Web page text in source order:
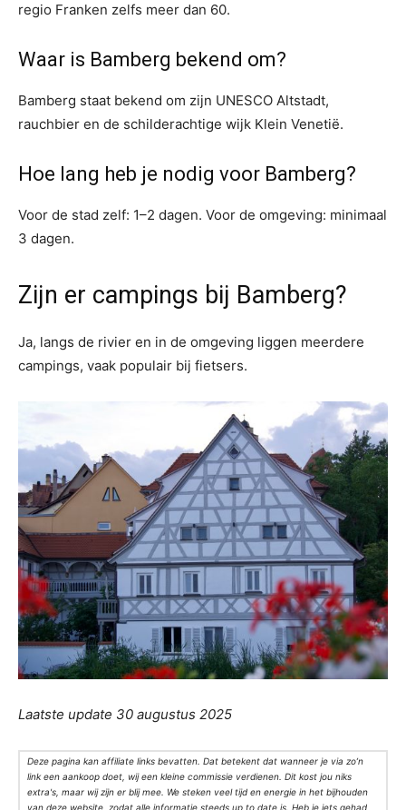
regio Franken zelfs meer dan 60.
Waar is Bamberg bekend om?
Bamberg staat bekend om zijn UNESCO Altstadt,
rauchbier en de schilderachtige wijk Klein Venetië.
Hoe lang heb je nodig voor Bamberg?
Voor de stad zelf: 1–2 dagen. Voor de omgeving: minimaal
3 dagen.
Zijn er campings bij Bamberg?
Ja, langs de rivier en in de omgeving liggen meerdere
campings, vaak populair bij fietsers.
Laatste update 30 augustus 2025
Deze pagina kan affiliate links bevatten. Dat betekent dat wanneer je via zo’n
link een aankoop doet, wij een kleine commissie verdienen. Dit kost jou niks
extra's, maar wij zijn er blij mee. We steken veel tijd en energie in het bijhouden
van deze website, zodat alle informatie steeds up to date is. Heb je iets gehad